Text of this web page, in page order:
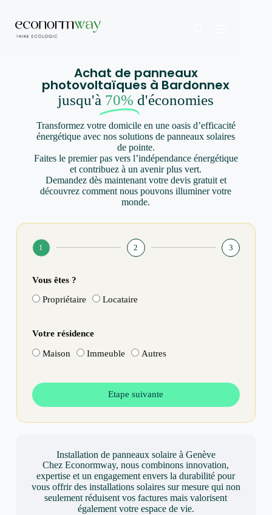
Achat de panneaux
photovoltaïques à Bardonnex
jusqu'à 70% d'économies
Transformez votre domicile en une oasis d’efficacité
énergétique avec nos solutions de panneaux solaires
de pointe.
Faites le premier pas vers l’indépendance énergétique
et contribuez à un avenir plus vert.
Demandez dès maintenant votre devis gratuit et
découvrez comment nous pouvons illuminer votre
monde.
1 2 3
Vous êtes ?
Propriétaire Locataire
Votre résidence
Maison Immeuble Autres
Etape suivante
Installation de panneaux solaire à Genève
Chez Econormway, nous combinons innovation,
expertise et un engagement envers la durabilité pour
vous offrir des installations solaires sur mesure qui non
seulement réduisent vos factures mais valorisent
également votre espace de vie.